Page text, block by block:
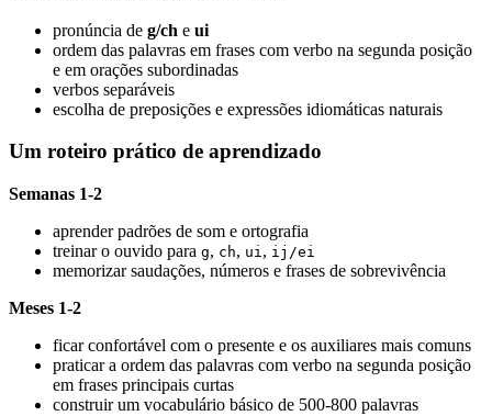
pronúncia de g/ch e ui
ordem das palavras em frases com verbo na segunda posição
e em orações subordinadas
verbos separáveis
escolha de preposições e expressões idiomáticas naturais
Um roteiro prático de aprendizado
Semanas 1-2
aprender padrões de som e ortografia
treinar o ouvido para g, ch, ui, ij/ei
memorizar saudações, números e frases de sobrevivência
Meses 1-2
ficar confortável com o presente e os auxiliares mais comuns
praticar a ordem das palavras com verbo na segunda posição
em frases principais curtas
construir um vocabulário básico de 500-800 palavras